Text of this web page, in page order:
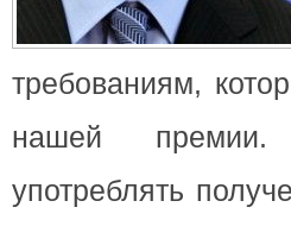
требованиям,
нашей премии.
употреблять